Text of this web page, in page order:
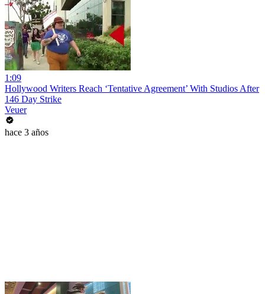
1:09
Hollywood Writers Reach ‘Tentative Agreement’ With Studios After
146 Day Strike
Veuer
hace 3 años